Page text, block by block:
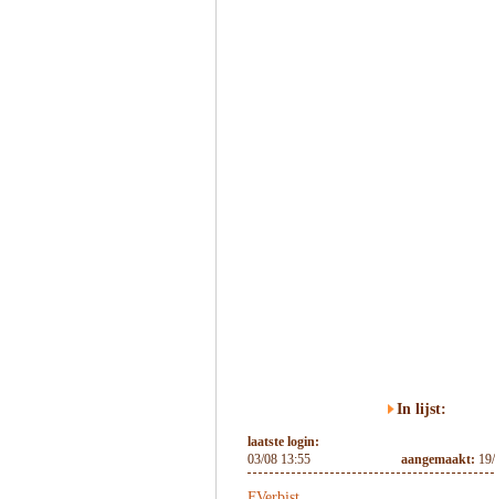
In lijst:
laatste login:
03/08 13:55
aangemaakt: